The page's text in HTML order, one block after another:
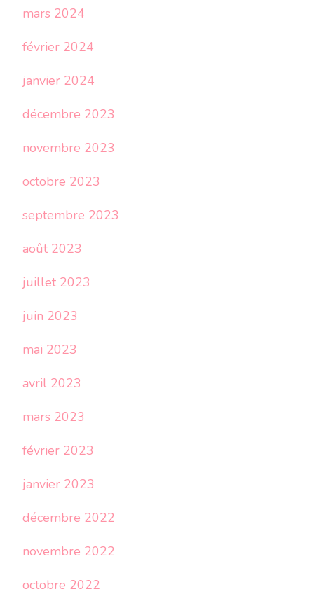
mars 2024
février 2024
janvier 2024
décembre 2023
novembre 2023
octobre 2023
septembre 2023
août 2023
juillet 2023
juin 2023
mai 2023
avril 2023
mars 2023
février 2023
janvier 2023
décembre 2022
novembre 2022
octobre 2022